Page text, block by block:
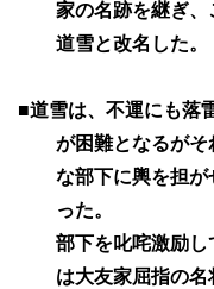
家の名跡を継ぎ、
道雪と改名した。
■道雪は、不運にも落
が困難となるがそ
な部下に輿を担が
った。
部下を叱咤激励し
は大友家屈指の名